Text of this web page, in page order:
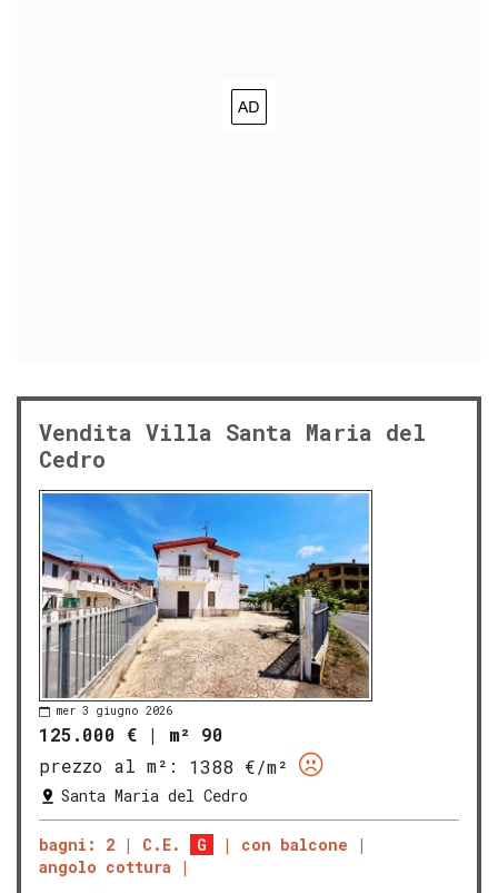
Vendita Villa Santa Maria del
Cedro
mer 3 giugno 2026
125.000 € | m² 90
prezzo al m²:
1388 €/m²
Santa Maria del Cedro
bagni: 2 C.E. G
con balcone
angolo cottura